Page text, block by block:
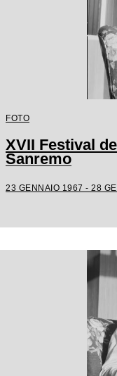
FOTO
XVII Festival
Sanremo
23 GENNAIO 1967 - 28